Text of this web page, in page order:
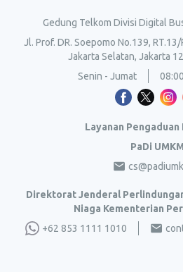
Gedung Telkom Divisi Digital
Jl. Prof. DR. Soepomo No.139,
Jakarta Selatan, Jakarta
Senin - Jumat
Layanan Pengaduan
PaDi UMKM
Direktorat Jenderal
Niaga Kementerian
+62 853 1111 1010